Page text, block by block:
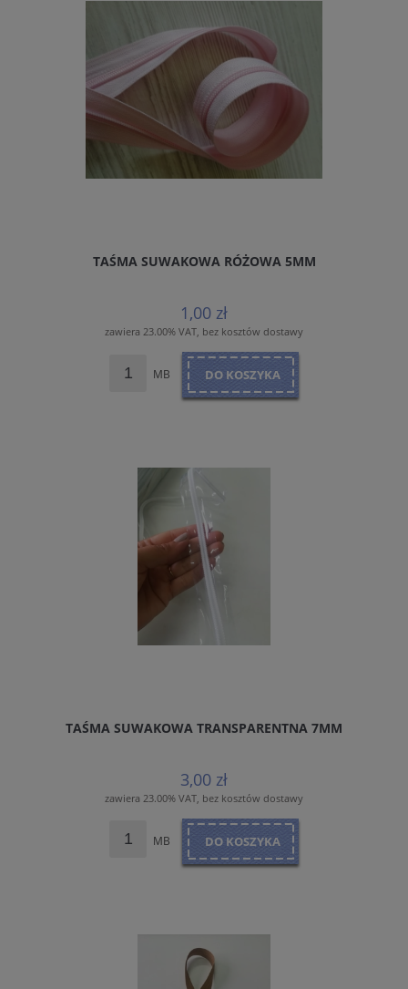
TAŚMA SUWAKOWA RÓŻOWA 5MM
1,00 zł
zawiera 23.00% VAT, bez kosztów dostawy
MB DO KOSZYKA
TAŚMA SUWAKOWA TRANSPARENTNA 7MM
3,00 zł
zawiera 23.00% VAT, bez kosztów dostawy
MB DO KOSZYKA